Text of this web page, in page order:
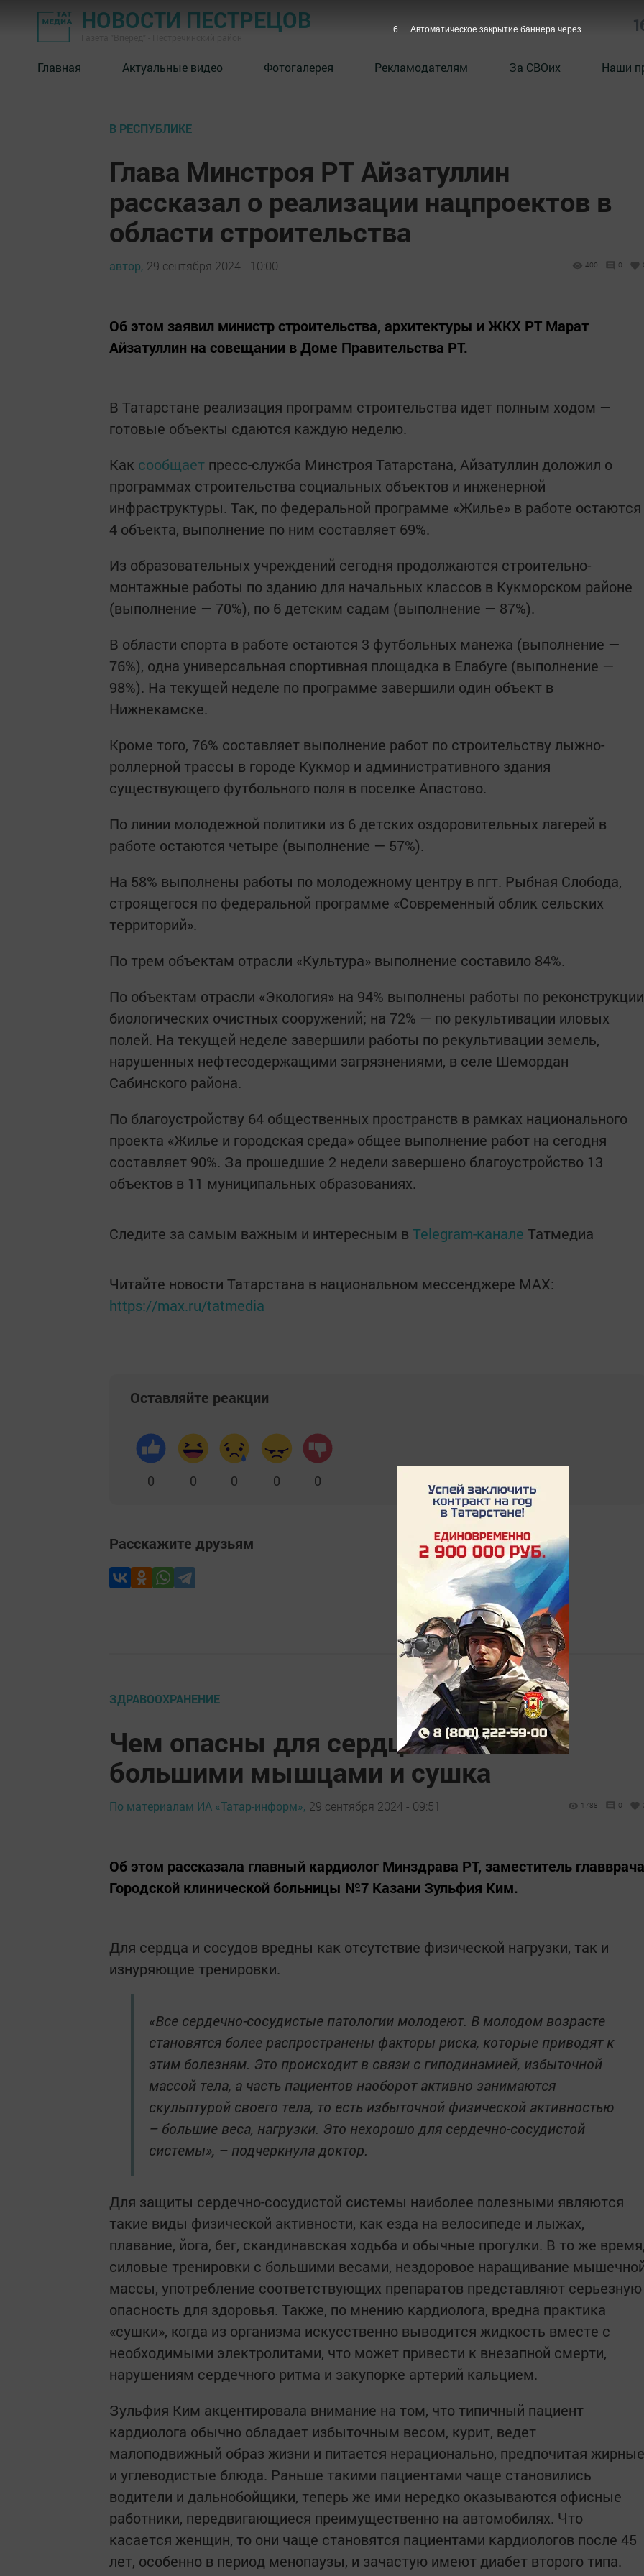
НОВОСТИ ПЕСТРЕЦОВ
Главная Актуальные видео Фотогалерея Рекламодателям За СВОих Наши
В РЕСПУБЛИКЕ
Глава Минстроя РТ Айзатуллин
рассказал о реализации нацпроектов в
области строительства
автор, 29 сентября 2024 - 10:00 400 0
Об этом заявил министр строительства, архитектуры и ЖКХ РТ Марат
Айзатуллин на совещании в Доме Правительства РТ.
В Татарстане реализация программ строительства идет полным ходом —
готовые объекты сдаются каждую неделю.
Как сообщает пресс-служба Минстроя Татарстана, Айзатуллин доложил о
программах строительства социальных объектов и инженерной
инфраструктуры. Так, по федеральной программе «Жилье» в работе остаются
4 объекта, выполнение по ним составляет 69%.
Из образовательных учреждений сегодня продолжаются строительно-
монтажные работы по зданию для начальных классов в Кукморском районе
(выполнение — 70%), по 6 детским садам (выполнение — 87%).
В области спорта в работе остаются 3 футбольных манежа (выполнение —
76%), одна универсальная спортивная площадка в Елабуге (выполнение —
98%). На текущей неделе по программе завершили один объект в
Нижнекамске.
Кроме того, 76% составляет выполнение работ по строительству лыжно-
роллерной трассы в городе Кукмор и административного здания
существующего футбольного поля в поселке Апастово.
По линии молодежной политики из 6 детских оздоровительных лагерей в
работе остаются четыре (выполнение — 57%).
На 58% выполнены работы по молодежному центру в пгт. Рыбная Слобода,
строящегося по федеральной программе «Современный облик сельских
территорий».
По трем объектам отрасли «Культура» выполнение составило 84%.
По объектам отрасли «Экология» на 94% выполнены работы по реконструкции
биологических очистных сооружений; на 72% — по рекультивации иловых
полей. На текущей неделе завершили работы по рекультивации земель,
нарушенных нефтесодержащими загрязнениями, в селе Шемордан
Сабинского района.
По благоустройству 64 общественных пространств в рамках национального
проекта «Жилье и городская среда» общее выполнение работ на сегодня
составляет 90%. За прошедшие 2 недели завершено благоустройство 13
объектов в 11 муниципальных образованиях.
Следите за самым важным и интересным в Telegram-канале Татмедиа
Читайте новости Татарстана в национальном мессенджере MАХ:
https://max.ru/tatmedia
Оставляйте реакции
0 0 0 0 0
Расскажите друзьям
ЗДРАВООХРАНЕНИЕ
Чем опасны для сердца погоня за
большими мышцами и сушка
По материалам ИА «Татар-информ», 29 сентября 2024 - 09:51 1788 0
Об этом рассказала главный кардиолог Минздрава РТ, заместитель главврача
Городской клинической больницы №7 Казани Зульфия Ким.
Для сердца и сосудов вредны как отсутствие физической нагрузки, так и
изнуряющие тренировки.
«Все сердечно-сосудистые патологии молодеют. В молодом возрасте
становятся более распространены факторы риска, которые приводят к
этим болезням. Это происходит в связи с гиподинамией, избыточной
массой тела, а часть пациентов наоборот активно занимаются
скульптурой своего тела, то есть избыточной физической активностью
– большие веса, нагрузки. Это нехорошо для сердечно-сосудистой
системы», – подчеркнула доктор.
Для защиты сердечно-сосудистой системы наиболее полезными являются
такие виды физической активности, как езда на велосипеде и лыжах,
плавание, йога, бег, скандинавская ходьба и обычные прогулки. В то же
силовые тренировки с большими весами, нездоровое наращивание
массы, употребление соответствующих препаратов представляют серьезную
опасность для здоровья. Также, по мнению кардиолога, вредна практика
«сушки», когда из организма искусственно выводится жидкость вместе с
необходимыми электролитами, что может привести к внезапной смерти,
нарушениям сердечного ритма и закупорке артерий кальцием.
Зульфия Ким акцентировала внимание на том, что типичный пациент
кардиолога обычно обладает избыточным весом, курит, ведет
малоподвижный образ жизни и питается нерационально, предпочитая жирные
и углеводистые блюда. Раньше такими пациентами чаще становились
водители и дальнобойщики, теперь же ими нередко оказываются офисные
работники, передвигающиеся преимущественно на автомобилях. Что
касается женщин, то они чаще становятся пациентами кардиологов после 45
лет, особенно в период менопаузы, и зачастую имеют диабет второго типа.
5 Автоматическое закрытие баннера через